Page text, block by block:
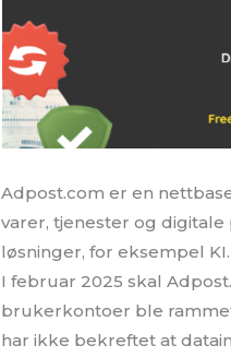
Adpost.com er en
varer, tjenester og
løsninger, for eksempel KI.
I februar 2025 skal
brukerkontoer ble
har ikke bekreftet at